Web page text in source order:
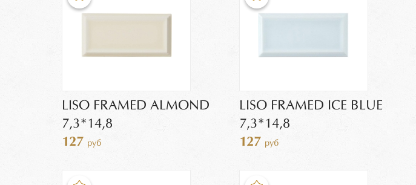
LISO FRAMED ALMOND
7,3*14,8
127 руб
LISO FRAMED ICE BLUE
7,3*14,8
127 руб